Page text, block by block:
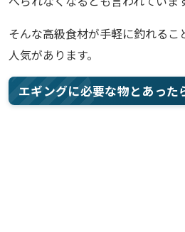
そんな高級食材が手軽に釣れる
人気があります。
エギングに必要な物とあった